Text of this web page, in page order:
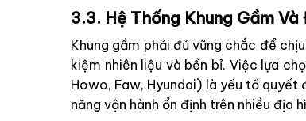
3.3. Hệ Thống Khung Gầm
Khung gầm phải đủ vững chắc để
kiệm nhiên liệu và bền bỉ. Việc lựa
Howo, Faw, Hyundai) là yếu tố
năng vận hành ổn định trên nhiều địa